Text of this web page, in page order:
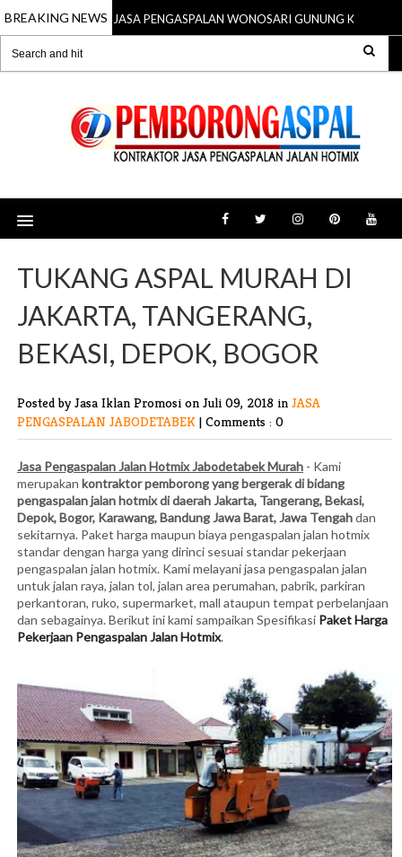
BREAKING NEWS
24 Mar 2022 JASA PENGASPALAN WONOSARI GUNUNG KIDUL
TUKANG ASPAL MURAH DI
JAKARTA, TANGERANG,
BEKASI, DEPOK, BOGOR
Posted by Jasa Iklan Promosi on Juli 09, 2018 in JASA
PENGASPALAN JABODETABEK | Comments : 0
Jasa Pengaspalan Jalan Hotmix Jabodetabek Murah - Kami
merupakan kontraktor pemborong yang bergerak di bidang
pengaspalan jalan hotmix di daerah Jakarta, Tangerang, Bekasi,
Depok, Bogor, Karawang, Bandung Jawa Barat, Jawa Tengahdan
sekitarnya. Paket harga maupun biaya pengaspalan jalan hotmix
standar dengan harga yang dirinci sesuai standar pekerjaan
pengaspalan jalan hotmix. Kami melayani jasa pengaspalan jalan
untuk jalan raya, jalan tol, jalan area perumahan, pabrik, parkiran
perkantoran, ruko, supermarket, mall ataupun tempat perbelanjaan
dan sebagainya. Berikut ini kami sampaikan Spesifikasi Paket Harga
Pekerjaan Pengaspalan Jalan Hotmix.